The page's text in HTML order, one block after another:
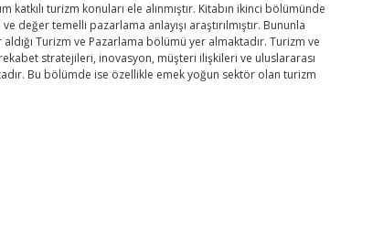
turizm konuları ele alınmıştır. Kitabın ikinci bölümünde
temelli pazarlama anlayışı araştırılmıştır. Bununla
Turizm ve Pazarlama bölümü yer almaktadır. Turizm ve
stratejileri, inovasyon, müşteri ilişkileri ve uluslararası
Bu bölümde ise özellikle emek yoğun sektör olan turizm